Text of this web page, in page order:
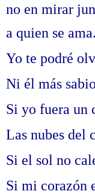
no en mirar
a quien se ama.
Yo te podré
Ni él más
Si yo fuera un
Las nubes del
Si el sol no
Si mi corazón